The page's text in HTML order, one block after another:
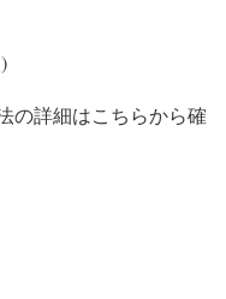
の詳細はこちらから確